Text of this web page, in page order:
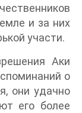
и за них
участи.
Аки
о
они удачно
его более